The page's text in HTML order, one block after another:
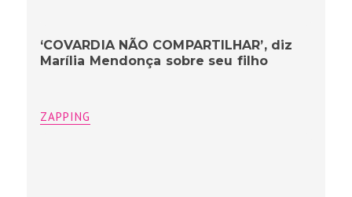
‘COVARDIA NÃO COMPARTILHAR’, diz
Marília Mendonça sobre seu filho
ZAPPING